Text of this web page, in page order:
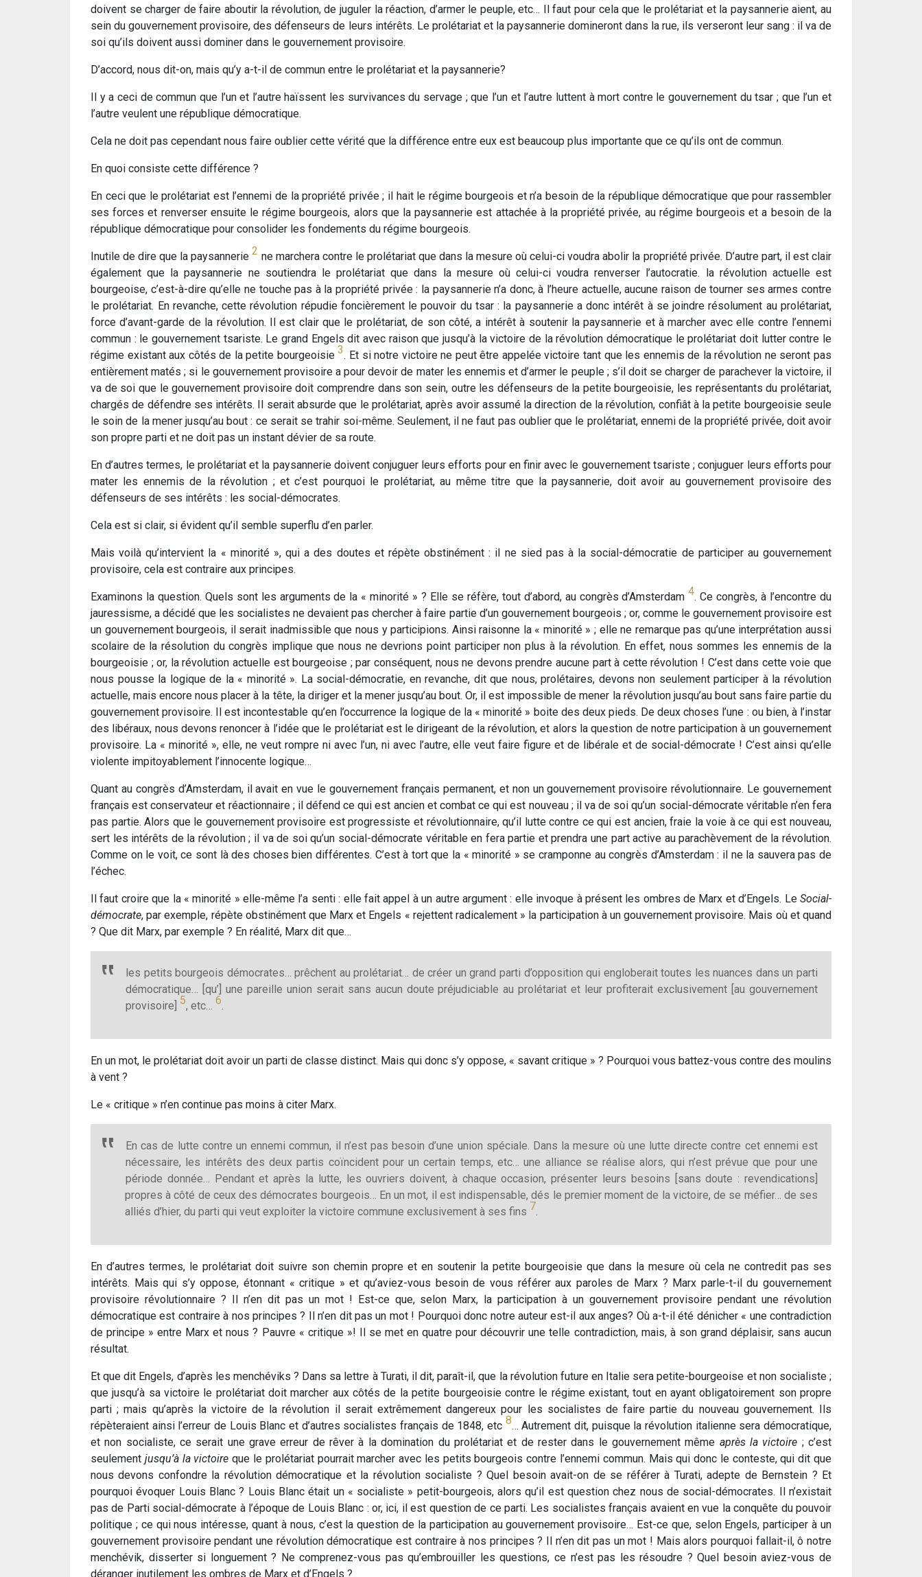
doivent se charger de faire aboutir la révolution, de juguler la réaction, d’armer le peuple, etc… Il faut pour cela que le prolétariat et la paysannerie aient, au
sein du gouvernement provisoire, des défenseurs de leurs intérêts. Le prolétariat et la paysannerie domineront dans la rue, ils verseront leur sang : il va de
soi qu’ils doivent aussi dominer dans le gouvernement provisoire.
D’accord, nous dit-on, mais qu’y a-t-il de commun entre le prolétariat et la paysannerie?
Il y a ceci de commun que l’un et l’autre haïssent les survivances du servage ; que l’un et l’autre luttent à mort contre le gouvernement du tsar ; que l’un et
l’autre veulent une république démocratique.
Cela ne doit pas cependant nous faire oublier cette vérité que la différence entre eux est beaucoup plus importante que ce qu’ils ont de commun.
En quoi consiste cette différence ?
En ceci que le prolétariat est l’ennemi de la propriété privée ; il hait le régime bourgeois et n’a besoin de la république démocratique que pour rassembler
ses forces et renverser ensuite le régime bourgeois, alors que la paysannerie est attachée à la propriété privée, au régime bourgeois et a besoin de la
république démocratique pour consolider les fondements du régime bourgeois.
Inutile de dire que la paysannerie2 ne marchera contre le prolétariat que dans la mesure où celui-ci voudra abolir la propriété privée. D’autre part, il est clair
également que la paysannerie ne soutiendra le prolétariat que dans la mesure où celui-ci voudra renverser l’autocratie. la révolution actuelle est
bourgeoise, c’est-à-dire qu’elle ne touche pas à la propriété privée : la paysannerie n’a donc, à l’heure actuelle, aucune raison de tourner ses armes contre
le prolétariat. En revanche, cette révolution répudie foncièrement le pouvoir du tsar : la paysannerie a donc intérêt à se joindre résolument au prolétariat,
force d’avant-garde de la révolution. Il est clair que le prolétariat, de son côté, a intérêt à soutenir la paysannerie et à marcher avec elle contre l’ennemi
commun : le gouvernement tsariste. Le grand Engels dit avec raison que jusqu’à la victoire de la révolution démocratique le prolétariat doit lutter contre le
régime existant aux côtés de la petite bourgeoisie3. Et si notre victoire ne peut être appelée victoire tant que les ennemis de la révolution ne seront pas
entièrement matés ; si le gouvernement provisoire a pour devoir de mater les ennemis et d’armer le peuple ; s’il doit se charger de parachever la victoire, il
va de soi que le gouvernement provisoire doit comprendre dans son sein, outre les défenseurs de la petite bourgeoisie, les représentants du prolétariat,
chargés de défendre ses intérêts. Il serait absurde que le prolétariat, après avoir assumé la direction de la révolution, confiât à la petite bourgeoisie seule
le soin de la mener jusqu’au bout : ce serait se trahir soi-même. Seulement, il ne faut pas oublier que le prolétariat, ennemi de la propriété privée, doit avoir
son propre parti et ne doit pas un instant dévier de sa route.
En d’autres termes, le prolétariat et la paysannerie doivent conjuguer leurs efforts pour en finir avec le gouvernement tsariste ; conjuguer leurs efforts pour
mater les ennemis de la révolution ; et c’est pourquoi le prolétariat, au même titre que la paysannerie, doit avoir au gouvernement provisoire des
défenseurs de ses intérêts : les social-démocrates.
Cela est si clair, si évident qu’il semble superflu d’en parler.
Mais voilà qu’intervient la « minorité », qui a des doutes et répète obstinément : il ne sied pas à la social-démocratie de participer au gouvernement
provisoire, cela est contraire aux principes.
Examinons la question. Quels sont les arguments de la « minorité » ? Elle se réfère, tout d’abord, au congrès d’Amsterdam4. Ce congrès, à l’encontre du
jauressisme, a décidé que les socialistes ne devaient pas chercher à faire partie d’un gouvernement bourgeois ; or, comme le gouvernement provisoire est
un gouvernement bourgeois, il serait inadmissible que nous y participions. Ainsi raisonne la « minorité » ; elle ne remarque pas qu’une interprétation aussi
scolaire de la résolution du congrès implique que nous ne devrions point participer non plus à la révolution. En effet, nous sommes les ennemis de la
bourgeoisie ; or, la révolution actuelle est bourgeoise ; par conséquent, nous ne devons prendre aucune part à cette révolution ! C’est dans cette voie que
nous pousse la logique de la « minorité ». La social-démocratie, en revanche, dit que nous, prolétaires, devons non seulement participer à la révolution
actuelle, mais encore nous placer à la tête, la diriger et la mener jusqu’au bout. Or, il est impossible de mener la révolution jusqu’au bout sans faire partie du
gouvernement provisoire. Il est incontestable qu’en l’occurrence la logique de la « minorité » boite des deux pieds. De deux choses l’une : ou bien, à l’instar
des libéraux, nous devons renoncer à l’idée que le prolétariat est le dirigeant de la révolution, et alors la question de notre participation à un gouvernement
provisoire. La « minorité », elle, ne veut rompre ni avec l’un, ni avec l’autre, elle veut faire figure et de libérale et de social-démocrate ! C’est ainsi qu’elle
violente impitoyablement l’innocente logique…
Quant au congrès d’Amsterdam, il avait en vue le gouvernement français permanent, et non un gouvernement provisoire révolutionnaire. Le gouvernement
français est conservateur et réactionnaire ; il défend ce qui est ancien et combat ce qui est nouveau ; il va de soi qu’un social-démocrate véritable n’en fera
pas partie. Alors que le gouvernement provisoire est progressiste et révolutionnaire, qu’il lutte contre ce qui est ancien, fraie la voie à ce qui est nouveau,
sert les intérêts de la révolution ; il va de soi qu’un social-démocrate véritable en fera partie et prendra une part active au parachèvement de la révolution.
Comme on le voit, ce sont là des choses bien différentes. C’est à tort que la « minorité » se cramponne au congrès d’Amsterdam : il ne la sauvera pas de
l’échec.
Il faut croire que la « minorité » elle-même l’a senti : elle fait appel à un autre argument : elle invoque à présent les ombres de Marx et d’Engels. Le Social-
démocrate, par exemple, répète obstinément que Marx et Engels « rejettent radicalement » la participation à un gouvernement provisoire. Mais où et quand
? Que dit Marx, par exemple ? En réalité, Marx dit que…
les petits bourgeois démocrates… prêchent au prolétariat… de créer un grand parti d’opposition qui engloberait toutes les nuances dans un parti
démocratique… [qu’] une pareille union serait sans aucun doute préjudiciable au prolétariat et leur profiterait exclusivement [au gouvernement
provisoire] 5, etc… 6.
En un mot, le prolétariat doit avoir un parti de classe distinct. Mais qui donc s’y oppose, « savant critique » ? Pourquoi vous battez-vous contre des moulins
à vent ?
Le « critique » n’en continue pas moins à citer Marx.
En cas de lutte contre un ennemi commun, il n’est pas besoin d’une union spéciale. Dans la mesure où une lutte directe contre cet ennemi est
nécessaire, les intérêts des deux partis coïncident pour un certain temps, etc… une alliance se réalise alors, qui n’est prévue que pour une
période donnée… Pendant et après la lutte, les ouvriers doivent, à chaque occasion, présenter leurs besoins [sans doute : revendications]
propres à côté de ceux des démocrates bourgeois… En un mot, il est indispensable, dés le premier moment de la victoire, de se méfier… de ses
alliés d’hier, du parti qui veut exploiter la victoire commune exclusivement à ses fins 7.
En d’autres termes, le prolétariat doit suivre son chemin propre et en soutenir la petite bourgeoisie que dans la mesure où cela ne contredit pas ses
intérêts. Mais qui s’y oppose, étonnant « critique » et qu’aviez-vous besoin de vous référer aux paroles de Marx ? Marx parle-t-il du gouvernement
provisoire révolutionnaire ? Il n’en dit pas un mot ! Est-ce que, selon Marx, la participation à un gouvernement provisoire pendant une révolution
démocratique est contraire à nos principes ? Il n’en dit pas un mot ! Pourquoi donc notre auteur est-il aux anges? Où a-t-il été dénicher « une contradiction
de principe » entre Marx et nous ? Pauvre « critique »! Il se met en quatre pour découvrir une telle contradiction, mais, à son grand déplaisir, sans aucun
résultat.
Et que dit Engels, d’après les menchéviks ? Dans sa lettre à Turati, il dit, paraît-il, que la révolution future en Italie sera petite-bourgeoise et non socialiste ;
que jusqu’à sa victoire le prolétariat doit marcher aux côtés de la petite bourgeoisie contre le régime existant, tout en ayant obligatoirement son propre
parti ; mais qu’après la victoire de la révolution il serait extrêmement dangereux pour les socialistes de faire partie du nouveau gouvernement. Ils
répèteraient ainsi l’erreur de Louis Blanc et d’autres socialistes français de 1848, etc 8… Autrement dit, puisque la révolution italienne sera démocratique,
et non socialiste, ce serait une grave erreur de rêver à la domination du prolétariat et de rester dans le gouvernement même après la victoire ; c’est
seulement jusqu’à la victoire que le prolétariat pourrait marcher avec les petits bourgeois contre l’ennemi commun. Mais qui donc le conteste, qui dit que
nous devons confondre la révolution démocratique et la révolution socialiste ? Quel besoin avait-on de se référer à Turati, adepte de Bernstein ? Et
pourquoi évoquer Louis Blanc ? Louis Blanc était un « socialiste » petit-bourgeois, alors qu’il est question chez nous de social-démocrates. Il n’existait
pas de Parti social-démocrate à l’époque de Louis Blanc : or, ici, il est question de ce parti. Les socialistes français avaient en vue la conquête du pouvoir
politique ; ce qui nous intéresse, quant à nous, c’est la question de la participation au gouvernement provisoire… Est-ce que, selon Engels, participer à un
gouvernement provisoire pendant une révolution démocratique est contraire à nos principes ? Il n’en dit pas un mot ! Mais alors pourquoi fallait-il, ô notre
menchévik, disserter si longuement ? Ne comprenez-vous pas qu’embrouiller les questions, ce n’est pas les résoudre ? Quel besoin aviez-vous de
déranger inutilement les ombres de Marx et d’Engels ?